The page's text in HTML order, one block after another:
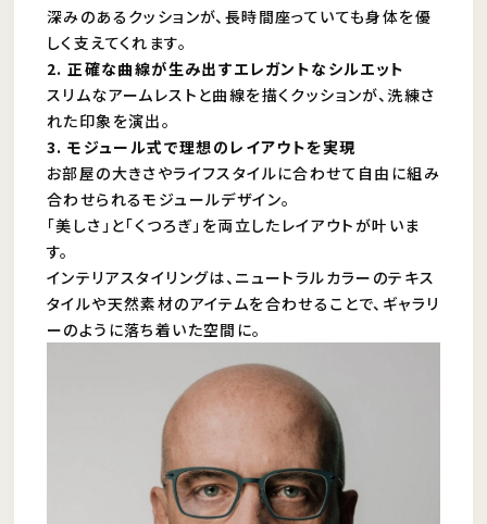
深みのあるクッションが、長時間座っていても身体を優
しく支えてくれます。
2. 正確な曲線が生み出すエレガントなシルエット
スリムなアームレストと曲線を描くクッションが、洗練さ
れた印象を演出。
3. モジュール式で理想のレイアウトを実現
お部屋の大きさやライフスタイルに合わせて自由に組み
合わせられるモジュールデザイン。
「美しさ」と「くつろぎ」を両立したレイアウトが叶いま
す。
インテリアスタイリングは、ニュートラルカラーのテキス
タイルや天然素材のアイテムを合わせることで、ギャラリ
ーのように落ち着いた空間に。